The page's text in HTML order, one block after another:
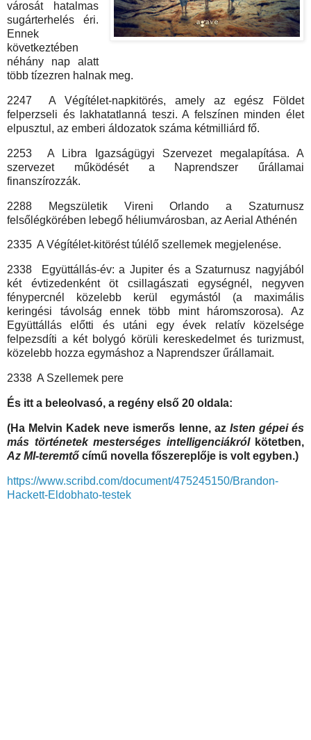
városát hatalmas
sugárterhelés éri.
Ennek
következtében
néhány nap alatt
több tízezren halnak meg.
2247 A Végítélet-napkitörés, amely az egész Földet
felperzseli és lakhatatlanná teszi. A felszínen minden élet
elpusztul, az emberi áldozatok száma kétmilliárd fő.
2253 A Libra Igazságügyi Szervezet megalapítása. A
szervezet működését a Naprendszer űrállamai
finanszírozzák.
2288 Megszületik Vireni Orlando a Szaturnusz
felsőlégkörében lebegő héliumvárosban, az Aerial Athénén
2335 A Végítélet-kitörést túlélő szellemek megjelenése.
2338 Együttállás-év: a Jupiter és a Szaturnusz nagyjából
két évtizedenként öt csillagászati egységnél, negyven
fénypercnél közelebb kerül egymástól (a maximális
keringési távolság ennek több mint háromszorosa). Az
Együttállás előtti és utáni egy évek relatív közelsége
felpezsdíti a két bolygó körüli kereskedelmet és turizmust,
közelebb hozza egymáshoz a Naprendszer űrállamait.
2338 A Szellemek pere
És itt a beleolvasó, a regény első 20 oldala:
(Ha Melvin Kadek neve ismerős lenne, az Isten gépei és
más történetek mesterséges intelligenciákrólkötetben,
Az MI-teremtő című novella főszereplője is volt egyben.)
https://www.scribd.com/document/475245150/Brandon-
Hackett-Eldobhato-testek